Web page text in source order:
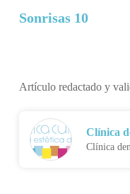
Sonrisas 10
Artículo redactado y
Clínica
Clínica